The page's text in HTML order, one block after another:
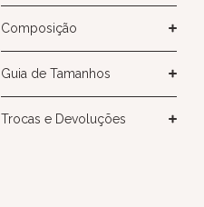
Composição
Guia de Tamanhos
Trocas e Devoluções